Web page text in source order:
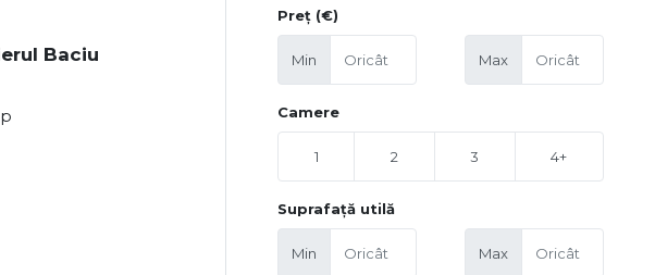
Baciu
Preț (€)
Min Max
Camere
1 2 3 4+
Suprafață utilă
Min Max